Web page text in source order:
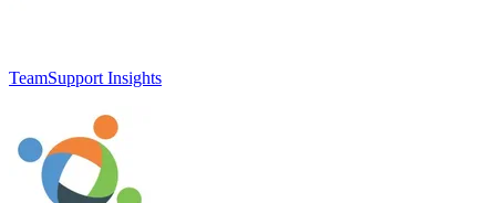
TeamSupport Insights